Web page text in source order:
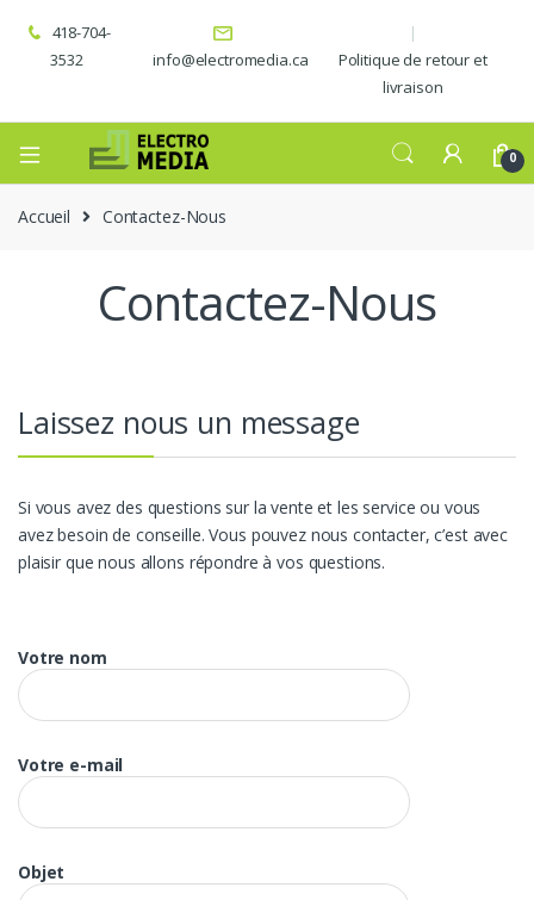
418-704-
3532
info@electromedia.ca
Politique de retour et
livraison
0
Accueil Contactez-Nous
Contactez-Nous
Laissez nous un message
Si vous avez des questions sur la vente et les service ou vous
avez besoin de conseille. Vous pouvez nous contacter, c’est avec
plaisir que nous allons répondre à vos questions.
Votre nom
Votre e-mail
Objet